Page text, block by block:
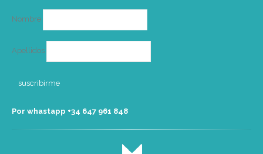
Nombre
Apellidos
Por whastapp +34 ‭647 961 848‬